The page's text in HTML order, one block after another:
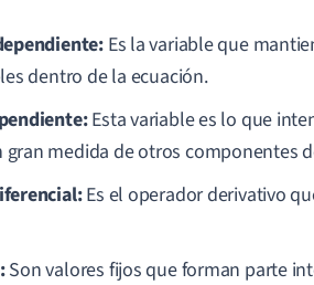
Es la variable que
dentro de la ecuación.
Esta variable es lo que
gran medida de otros componentes
Es el operador derivativo
Son valores fijos que forman parte